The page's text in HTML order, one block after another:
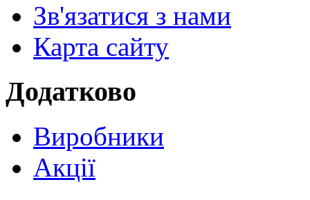
Зв'язатися з нами
Карта сайту
Додатково
Виробники
Акції